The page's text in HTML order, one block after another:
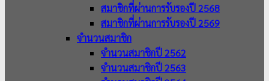
สมาชิกที่ผ่านการรับรองปี 2568
สมาชิกที่ผ่านการรับรองปี 2569
จำนวนสมาชิก
จำนวนสมาชิกปี 2562
จำนวนสมาชิกปี 2563